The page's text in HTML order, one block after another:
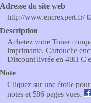
Adresse du site web
http://www.encrexpert.fr/
Description
Achetez votre Toner
imprimante. Cartouche
Discount livrée en 48H
Note
Cliquez sur une étoile
notes et 586 pages vues.